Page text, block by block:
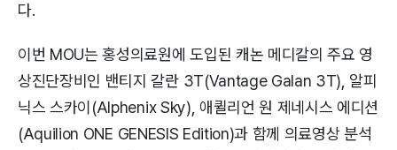
다.
이번 MOU는 홍성의료원에 도입된 캐논 메디칼의 주요 영
상진단장비인 밴티지 갈란 3T(Vantage Galan 3T), 알피
닉스 스카이(Alphenix Sky), 애퀼리언 원 제네시스 에디션
(Aquilion ONE GENESIS Edition)과 함께 의료영상 분석